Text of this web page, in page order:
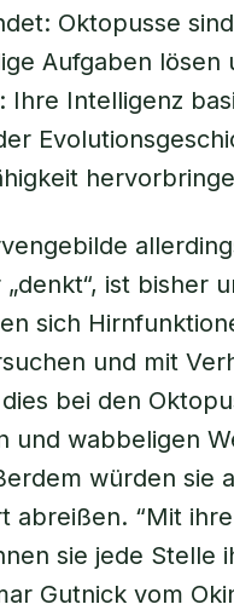
Oktopusse
Aufgaben lösen
Intelligenz
ist bisher
sich
und mit
bei den
und wabbeligen
würden sie
abreißen. “Mit
sie jede Stelle
Gutnick vom